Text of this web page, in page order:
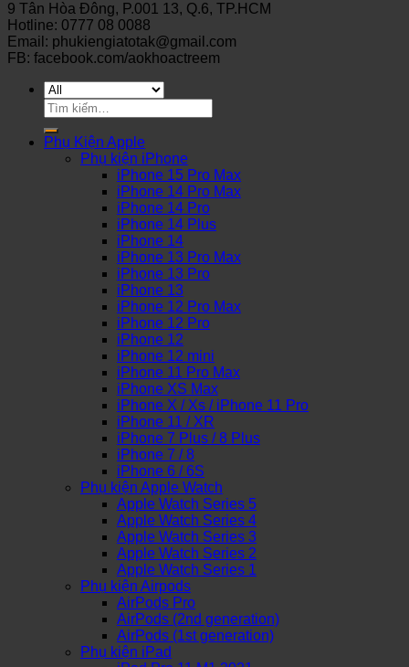
9 Tân Hòa Đông, P.001 13, Q.6, TP.HCM
Hotline: 0777 08 0088
Email: phukiengiatotak@gmail.com
FB: facebook.com/aokhoactreem
Tìm
kiếm:
Phụ Kiện Apple
Phụ kiện iPhone
iPhone 15 Pro Max
iPhone 14 Pro Max
iPhone 14 Pro
iPhone 14 Plus
iPhone 14
iPhone 13 Pro Max
iPhone 13 Pro
iPhone 13
iPhone 12 Pro Max
iPhone 12 Pro
iPhone 12
iPhone 12 mini
iPhone 11 Pro Max
iPhone XS Max
iPhone X / Xs / iPhone 11 Pro
iPhone 11 / XR
iPhone 7 Plus / 8 Plus
iPhone 7 / 8
iPhone 6 / 6S
Phụ kiện Apple Watch
Apple Watch Series 5
Apple Watch Series 4
Apple Watch Series 3
Apple Watch Series 2
Apple Watch Series 1
Phụ kiện Airpods
AirPods Pro
AirPods (2nd generation)
AirPods (1st generation)
Phụ kiện iPad